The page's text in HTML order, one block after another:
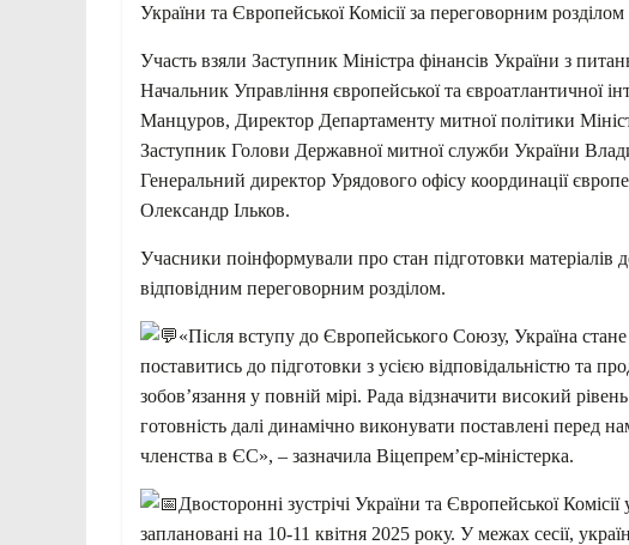
України та Європейської Комісії за переговорним
Участь взяли Заступник Міністра фінансів України з
Начальник Управління європейської та євроатлантичної
Манцуров, Директор Департаменту митної політики
Заступник Голови Державної митної служби України
Генеральний директор Урядового офісу координації
Олександр Ільков.
Учасники поінформували про стан підготовки матеріалів
відповідним переговорним розділом.
«Після вступу до Європейського Союзу, Україна
поставитись до підготовки з усією відповідальністю та
зобовʼязання у повній мірі. Рада відзначити високий
готовність далі динамічно виконувати поставлені перед
членства в ЄС», – зазначила Віцепремʼєр-міністерка.
Двосторонні зустрічі України та Європейської
заплановані на 10-11 квітня 2025 року. У межах сесії,